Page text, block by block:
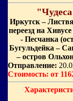
Иркутск –
переезд на
- Песчанка
Бугульдейка –
– остров
Отправление:
Стоимость: от